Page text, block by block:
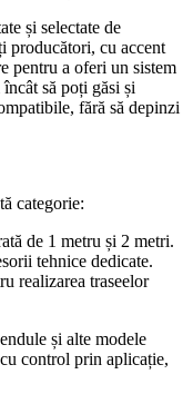
și selectate de
producători, cu accent
pentru a oferi un sistem
să poți găsi și
fără să depinzi
categorie:
de 1 metru și 2 metri.
tehnice dedicate.
realizarea traseelor
și alte modele
control prin aplicație,